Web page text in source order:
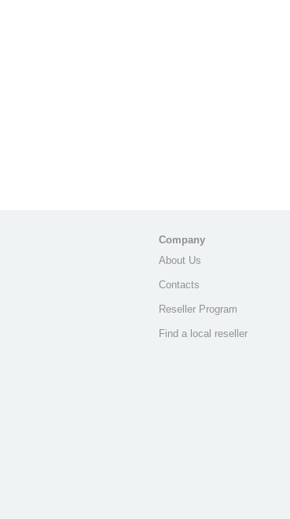
Company
About Us
Contacts
Reseller Program
Find a local reseller